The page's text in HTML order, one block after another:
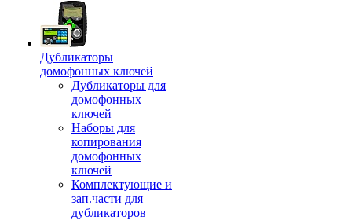
Дубликаторы
домофонных ключей
Дубликаторы для
домофонных
ключей
Наборы для
копирования
домофонных
ключей
Комплектующие и
зап.части для
дубликаторов